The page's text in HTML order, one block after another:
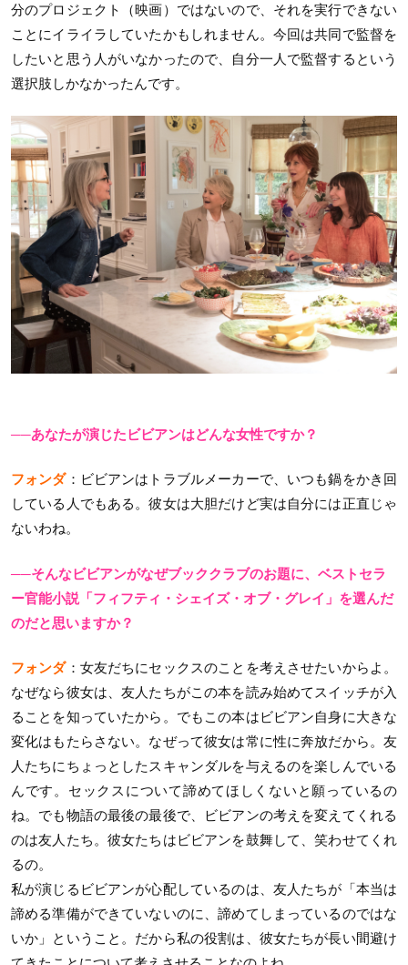
分のプロジェクト（映画）ではないので、それを実行できない
ことにイライラしていたかもしれません。今回は共同で監督を
したいと思う人がいなかったので、自分一人で監督するという
選択肢しかなかったんです。
──あなたが演じたビビアンはどんな女性ですか？
フォンダ：ビビアンはトラブルメーカーで、いつも鍋をかき回
している人でもある。彼女は大胆だけど実は自分には正直じゃ
ないわね。
──そんなビビアンがなぜブッククラブのお題に、ベストセラ
ー官能小説「フィフティ・シェイズ・オブ・グレイ」を選んだ
のだと思いますか？
フォンダ：女友だちにセックスのことを考えさせたいからよ。
なぜなら彼女は、友人たちがこの本を読み始めてスイッチが入
ることを知っていたから。でもこの本はビビアン自身に大きな
変化はもたらさない。なぜって彼女は常に性に奔放だから。友
人たちにちょっとしたスキャンダルを与えるのを楽しんでいる
んです。セックスについて諦めてほしくないと願っているの
ね。でも物語の最後の最後で、ビビアンの考えを変えてくれる
のは友人たち。彼女たちはビビアンを鼓舞して、笑わせてくれ
るの。
私が演じるビビアンが心配しているのは、友人たちが「本当は
諦める準備ができていないのに、諦めてしまっているのではな
いか」ということ。だから私の役割は、彼女たちが長い間避け